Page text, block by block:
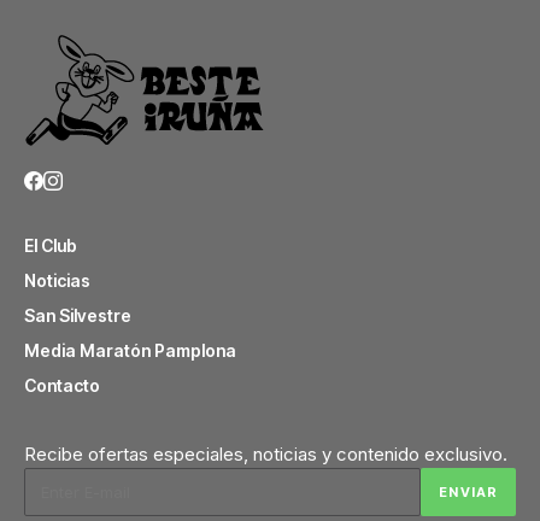
El Club
Noticias
San Silvestre
Media Maratón Pamplona
Contacto
Recibe ofertas especiales, noticias y contenido exclusivo.